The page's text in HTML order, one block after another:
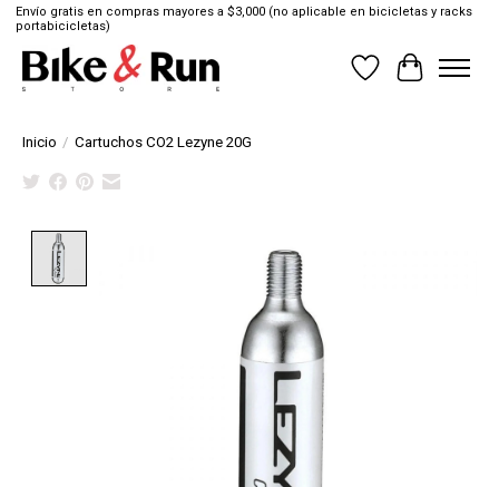
Envío gratis en compras mayores a $3,000 (no aplicable en bicicletas y racks
portabicicletas)
Lista de deseos
Cesta
Inicio / Cartuchos CO2 Lezyne 20G